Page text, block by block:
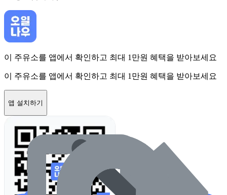
이 주유소를 앱에서 확인하고 최대 1만원 혜택을 받아보세요
이 주유소를 앱에서 확인하고 최대 1만원 혜택을 받아보세요
앱 설치하기